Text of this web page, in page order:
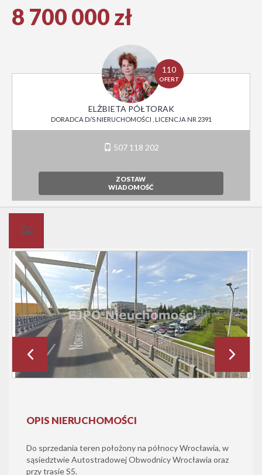
8 700 000 zł
110
OFERT
ELŻBIETA PÓŁTORAK
DORADCA D/S NIERUCHOMOŚCI , LICENCJA NR 2391
507 118 202
ZOSTAW
WIADOMOŚĆ
OPIS NIERUCHOMOŚCI
Do sprzedania teren położony na północy Wrocławia, w
sąsiedztwie Autostradowej Obwodnicy Wrocławia oraz
przy trasie S5.